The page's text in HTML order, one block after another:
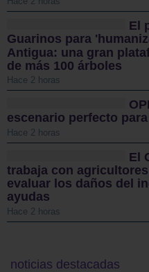
El
Guarinos para
Antigua: una gran
de más 100 árboles
Hace 2 horas
escenario perfecto
Hace 2 horas
El
trabaja con
evaluar los daños del
ayudas
Hace 2 horas
noticias destacadas